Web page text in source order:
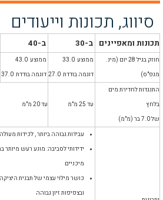
סיווג, תכונות וייעודים
תכונות ומאפיינים ב-30 ב-40
חוזק בגיל 28 יום (מינ.
מגפ"ס)
ממוצע 33.0
דוגמה בודדת 27.0
ממוצע 43.0
דוגמה בודדת 37.0
התנגדות לחדירת מים
בלחץ
של 7.0 בר (מ"מ)
עד 25 מ"מ עד 20 מ"מ
עבידות גבוהה ביותר , לכידות
ידידותי לסביבה: מונע רעש מיותר
מיכניים
כושר מילוי עצמי של תבנית
ובצפיפות זיון גבוהה